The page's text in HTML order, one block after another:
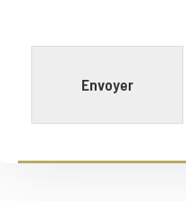
Envoyer